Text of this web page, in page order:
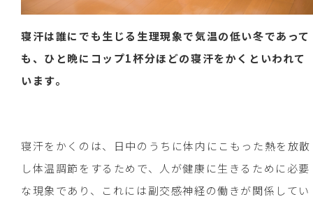
寝汗は誰にでも生じる生理現象で気温の低い冬であって
も、ひと晩にコップ1杯分ほどの寝汗をかくといわれて
います。
寝汗をかくのは、日中のうちに体内にこもった熱を放散
し体温調節をするためで、人が健康に生きるために必要
な現象であり、これには副交感神経の働きが関係してい